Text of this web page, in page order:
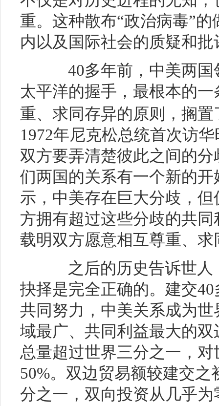
重。这种散布“政治病毒”
内以及国际社会的质疑和批
40多年前，中美两国
太平洋的握手，最根本的
重、求同存异的原则，搁
1972年尼克松总统首次访
双方要弄清楚彼此之间的
们两国的关系有一个新的
示，中美存在巨大分歧，
方拥有超过这些分歧的共
载明双方愿意相互尊重、
之后的历史告诉世人
抉择是完全正确的。建交
共同努力，中美关系成为
域最广、共同利益最大的
总量超过世界三分之一，
50%。双边贸易额较建交
分之一，双向投资从几乎